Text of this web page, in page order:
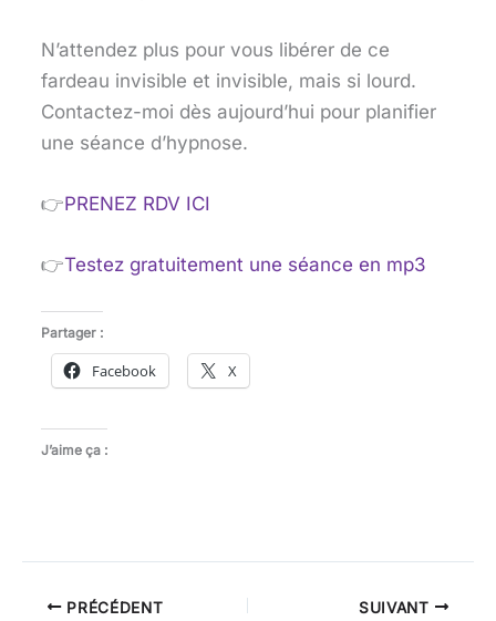
N’attendez plus pour vous libérer de ce
fardeau invisible et invisible, mais si lourd.
Contactez-moi dès aujourd’hui pour planifier
une séance d’hypnose.
👉PRENEZ RDV ICI
👉Testez gratuitement une séance en mp3
Partager :
Facebook X
J’aime ça :
PRÉCÉDENT SUIVANT